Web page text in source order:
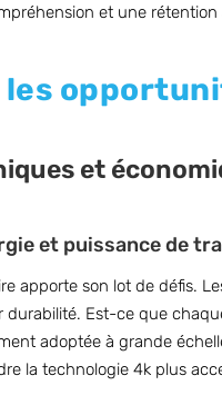
et une
les
et
et puissance de
apporte son lot de défis.
durabilité. Est-ce que
adoptée à grande
la technologie 4k plus